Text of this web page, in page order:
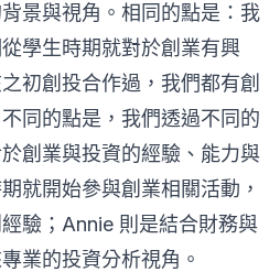
景與視角。相同的點是：我
學生時期就對於創業有興
初創投合作過，我們都有創
同的點是，我們透過不同的
創業與投資的經驗、能力與
就開始參與創業相關活動，
驗；Annie 則是結合財務與
業的投資分析視角。